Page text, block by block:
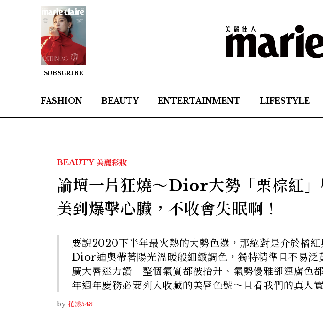
SUBSCRIBE
FASHION BEAUTY ENTERTAINMENT LIFESTYLE
BEAUTY 美麗彩妝
論壇一片狂燒～Dior大勢「栗棕紅」
美到爆擊心臟，不收會失眠啊！
要說2020下半年最火熱的大勢色選，那絕對是介於橘
Dior迪奧帶著陽光溫暖般細緻調色，獨特精準且不易泛
廣大唇迷力讚「整個氣質都被抬升、氣勢優雅卻連膚色
年週年慶務必要列入收藏的美唇色號～且看我們的真人
by 花漾543